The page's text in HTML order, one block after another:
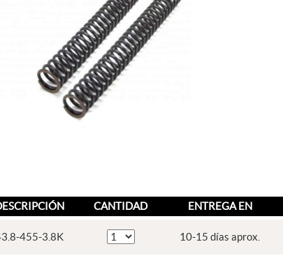
CANTIDAD ENTREGA EN
455-3.8K 10-15 días aprox.